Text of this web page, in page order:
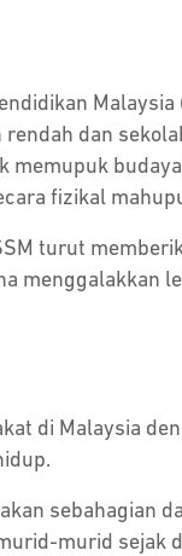
dan
fizikal
turut
menggalakkan
di Malaysia
sebahagian
murid sejak